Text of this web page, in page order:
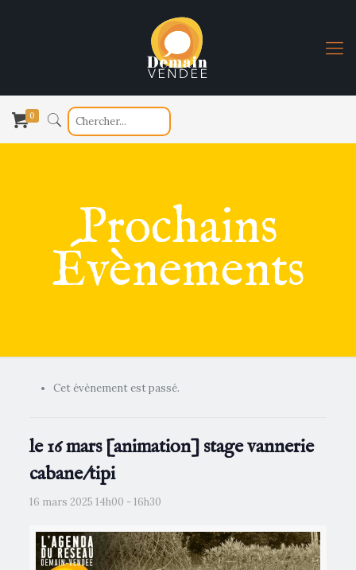
0
Prochains
Évènements
Cet évènement est passé.
le 16 mars [animation] stage vannerie
cabane/tipi
16 mars 2025 14h00 -16h30